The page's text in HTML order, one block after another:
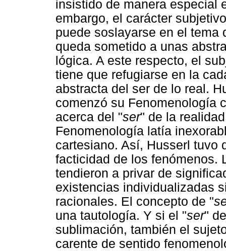
insistido de manera especial
embargo, el carácter
puede soslayarse en el tema
queda sometido a unas
lógica. A este respecto, el
tiene que refugiarse en la
abstracta del ser de lo real.
comenzó su Fenomenología
acerca del "ser" de la
Fenomenología latía
cartesiano. Así, Husserl tuvo
facticidad de los fenómenos.
tendieron a privar de
existencias individualizadas
racionales. El concepto de "
una tautología. Y si el "ser"
sublimación, también el
carente de sentido